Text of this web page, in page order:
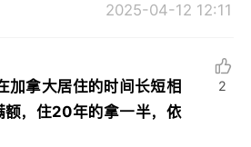
2025-04-12 12:11
加拿大居住的时间长短相
，住20年的拿一半，依
2